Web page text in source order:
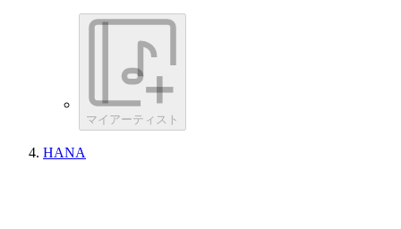
マイアーティスト
HANA